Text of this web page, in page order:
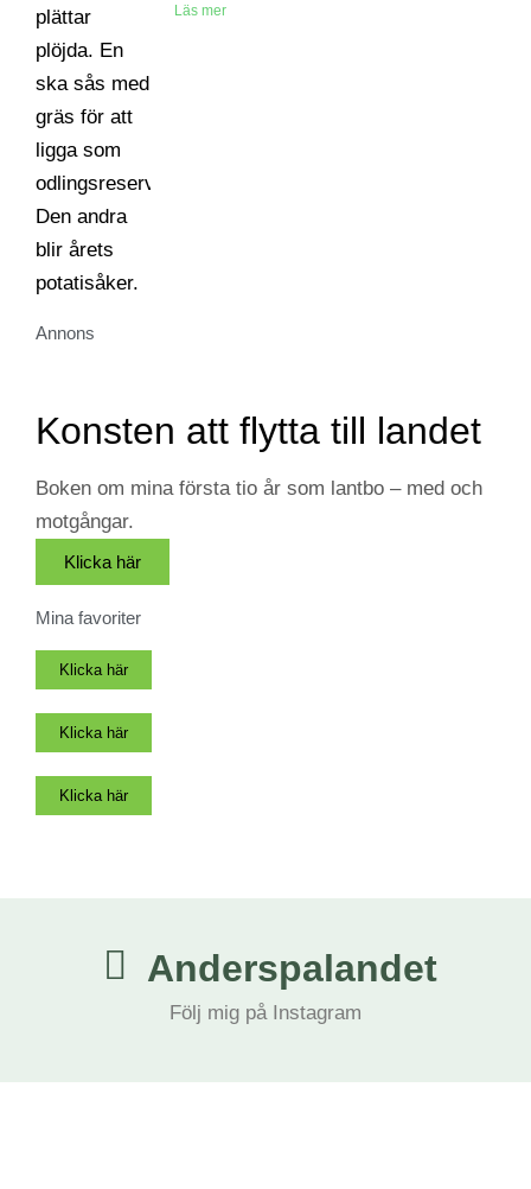
Läs mer
Annons
Konsten att flytta till landet
Boken om mina första tio år som lantbo – med och
motgångar.
Klicka här
Mina favoriter
Klicka här
Klicka här
Klicka här
Anderspalandet
Följ mig på Instagram